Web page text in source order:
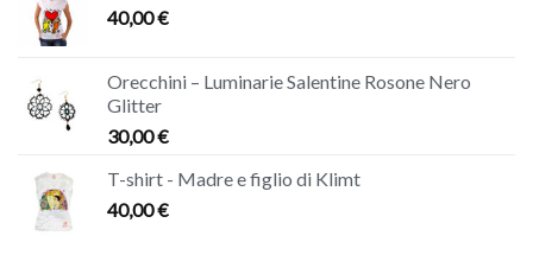
40,00€
Orecchini – Luminarie Salentine Rosone Nero
Glitter
30,00€
T-shirt - Madre e figlio di Klimt
40,00€